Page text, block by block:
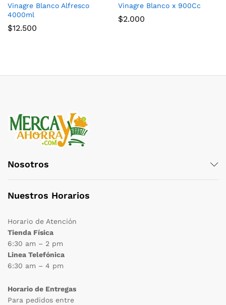
Vinagre Blanco Alfresco
4000ml
$12.500
Vinagre Blanco x 900Cc
$2.000
Nosotros
Nuestros Horarios
Horario de Atención
Tienda Física
6:30 am – 2 pm
Linea Telefónica
6:30 am – 4 pm
Horario de Entregas
Para pedidos entre